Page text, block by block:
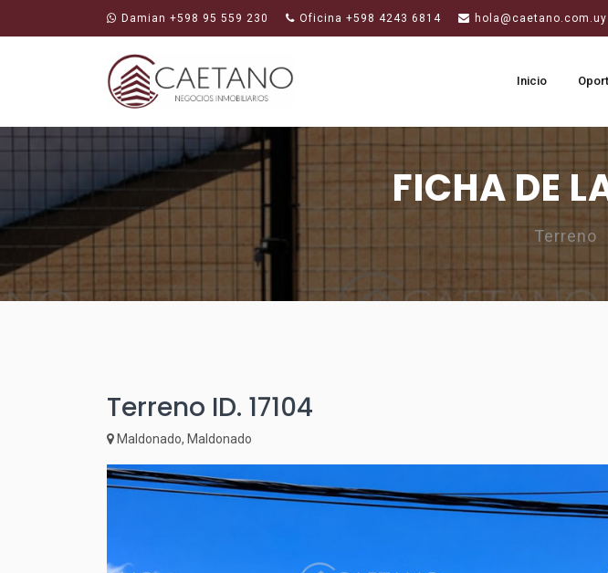
Damian +598 95 559 230 Oficina +598 4243 6814 hola@caetano.com.uy
Inicio
FICHA DE
Terreno
Terreno ID. 17104
Maldonado, Maldonado